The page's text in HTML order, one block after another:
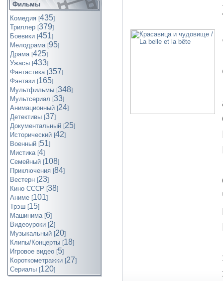
Фильмы
Комедия [435]
Триллер [379]
Боевики [451]
Мелодрама [95]
Драма [425]
Ужасы [433]
Фантастика [357]
Фэнтази [165]
Мультфильмы [348]
Мультсериал [33]
Анимационный [24]
Детективы [37]
Документальный [25]
Исторический [42]
Военный [51]
Мистика [4]
Семейный [108]
Приключения [84]
Вестерн [23]
Кино СССР [38]
Аниме [101]
Трэш [15]
Машинима [6]
Видеоуроки [2]
Музыкальный [20]
Клипы/Концерты [18]
Игровое видео [5]
Короткометражки [27]
Cериалы [120]